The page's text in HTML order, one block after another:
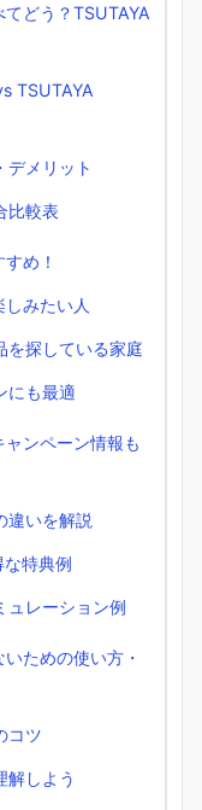
どう？TSUTAYA
TSUTAYA
デメリット
比較表
め！
みたい人
を探している家庭
にも最適
ンペーン情報も
違いを解説
特典例
ュレーション例
ための使い方・
コツ
解しよう